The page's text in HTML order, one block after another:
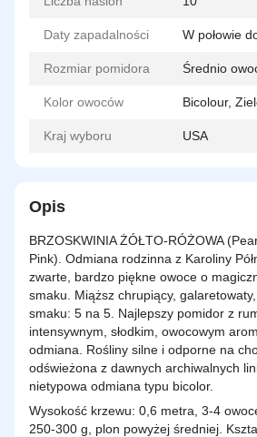
Daty zapadalności W połowie
Rozmiar pomidora Średnio
Kolor owoców Bicolour,
Kraj wyboru USA
Opis
BRZOSKWINIA ŻÓŁTO-RÓŻOWA
Pink). Odmiana rodzinna z Karoliny
zwarte, bardzo piękne owoce o
smaku. Miąższ chrupiący,
smaku: 5 na 5. Najlepszy pomidor z
intensywnym, słodkim, owocowym
odmiana. Rośliny silne i odporne na
odświeżona z dawnych archiwalnych
nietypowa odmiana typu bicolor.
Wysokość krzewu: 0,6 metra, 3-4
250-300 g, plon powyżej średniej.